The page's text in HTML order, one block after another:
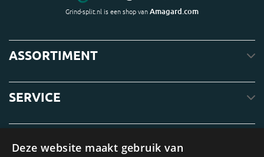
Grind-split.nl is een shop vanAmagard.com
ASSORTIMENT
SERVICE
Deze website maakt gebruik van